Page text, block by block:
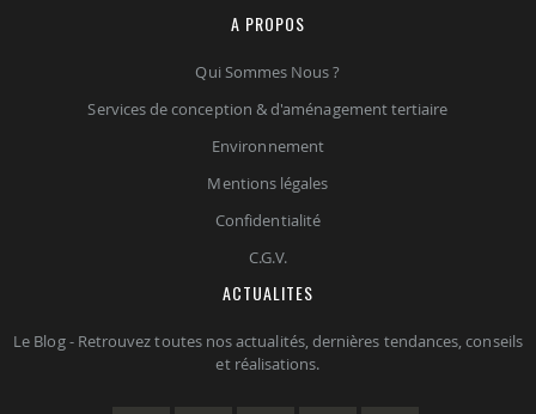
A PROPOS
Qui Sommes Nous ?
Services de conception & d'aménagement tertiaire
Environnement
Mentions légales
Confidentialité
C.G.V.
ACTUALITES
Le Blog - Retrouvez toutes nos actualités, dernières tendances, conseils
et réalisations.